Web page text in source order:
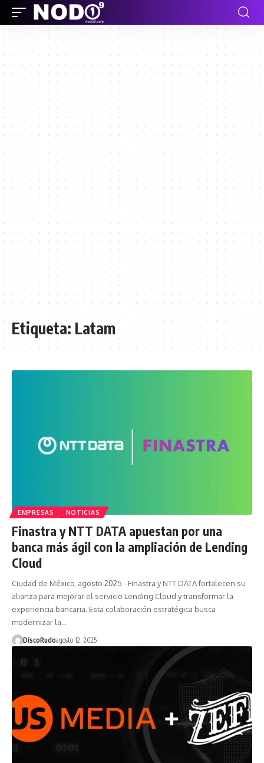
Etiqueta:Latam
EMPRESAS NOTICIAS
Finastra y NTT DATA apuestan por una
banca más ágil con la ampliación de Lending
Cloud
Ciudad de México, agosto 2025 - Finastra y NTT DATA fortalecen su
alianza para mejorar el servicio Lending Cloud y transformar la
experiencia bancaria. Esta colaboración estratégica busca
modernizar la…
DiscoRudoagosto 12, 2025